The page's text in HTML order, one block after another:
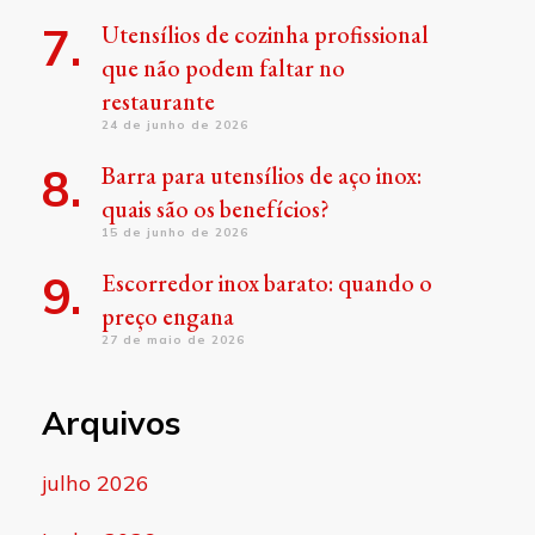
Utensílios de cozinha profissional
que não podem faltar no
restaurante
24 de junho de 2026
Barra para utensílios de aço inox:
quais são os benefícios?
15 de junho de 2026
Escorredor inox barato: quando o
preço engana
27 de maio de 2026
Arquivos
julho 2026